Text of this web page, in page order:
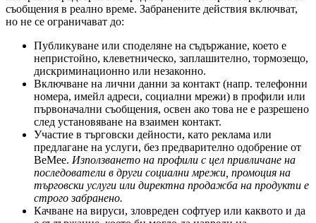
съобщения в реално време. Забранените действия включват,
но не се ограничават до:
Публикуване или споделяне на съдържание, което е
непристойно, клеветническо, заплашително, тормозещо,
дискриминационно или незаконно.
Включване на лични данни за контакт (напр. телефонни
номера, имейл адреси, социални мрежи) в профили или
първоначални съобщения, освен ако това не е разрешено
след установяване на взаимен контакт.
Участие в търговски дейности, като реклама или
предлагане на услуги, без предварително одобрение от
BeMee. Използването на профили с цел привличане на
последователи в други социални мрежи, промоция на
търговски услуги или директна продажба на продукти е
строго забранено.
Качване на вируси, зловреден софтуер или каквото и да